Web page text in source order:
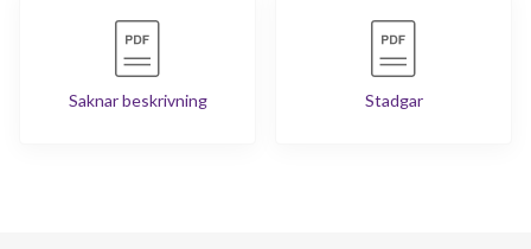
Saknar beskrivning Stadgar